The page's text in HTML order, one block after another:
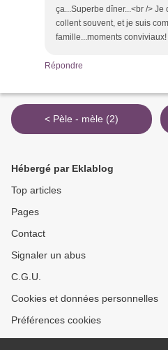
ça...Superbe dîner...<br />
collent souvent, et je suis
famille...moments conviviaux!
Répondre
< Pèle - mèle (2)
Hébergé par Eklablog
Top articles
Pages
Contact
Signaler un abus
C.G.U.
Cookies et données personnelles
Préférences cookies